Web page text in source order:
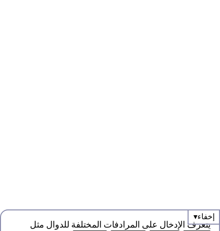
يتعرف الإدخال على المرادفات المختلفة للدوال مثل